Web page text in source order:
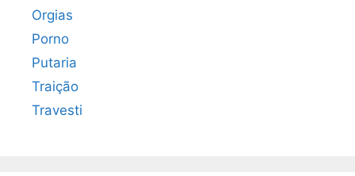
Orgias
Porno
Putaria
Traição
Travesti